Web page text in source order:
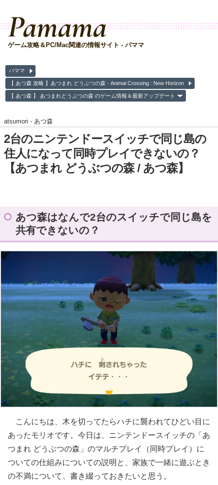
Pamama
ゲーム攻略＆PC/Mac関連の情報サイト - パママ
パママ
【 あつ森 攻略 】あつまれ どうぶつの森 - Animal Crossing : New Horizon
【 あつ森 】 あつまれどうぶつの森 のゲーム情報＆最新アップデート
atsumori - あつ森
2台のニンテンドースイッチで同じ島の
住人になって同時プレイできないの？
【あつまれ どうぶつの森 / あつ森】
あつ森はなんで2台のスイッチで同じ島を
共有できないの？
こんにちは、木を切ってたらハチに襲われてひどい目に
あったモリオです。今日は、ニンテンドースイッチの「あ
つまれ どうぶつの森」のマルチプレイ（同時プレイ）に
ついての仕組みについての説明と、家族で一緒に遊ぶとき
の不満について、書き綴っておきたいと思う。